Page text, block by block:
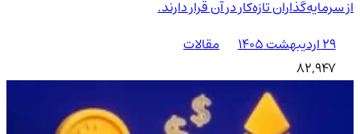
از سرمایه‌گذاران تازه‌کار در آن قرار دارند.
۲۹ اردیبهشت ۱۴۰۵
مقالات
82,947